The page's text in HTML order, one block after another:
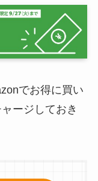
でお得に買い
ージしておき